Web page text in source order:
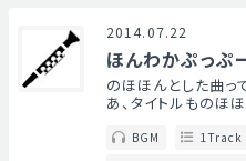
2014.07.22
ほんわかぷっぷ
のほほんとした曲っ
あ、タイトルものほ
BGM 1Track